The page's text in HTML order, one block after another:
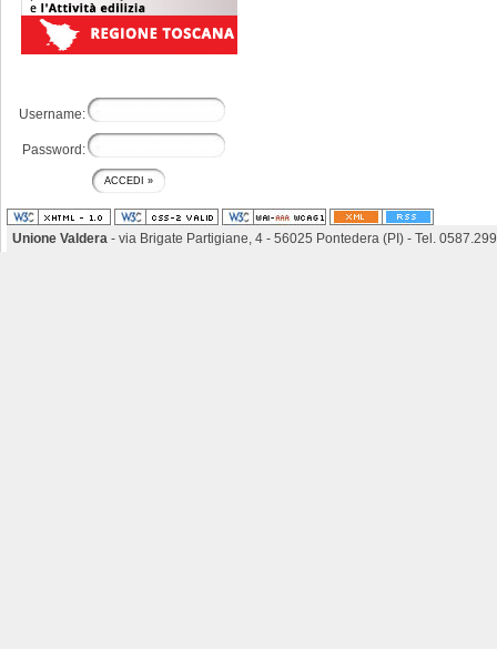
Username:
Password:
Unione Valdera - via Brigate Partigiane, 4 - 56025 Pontedera (PI) - Tel.